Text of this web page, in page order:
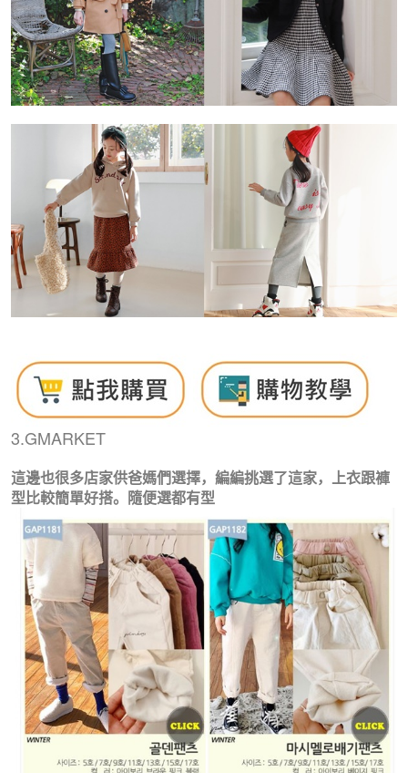
3.GMARKET
這邊也很多店家供爸媽們選擇，編編挑選了這家，上衣跟褲
型比較簡單好搭。隨便選都有型